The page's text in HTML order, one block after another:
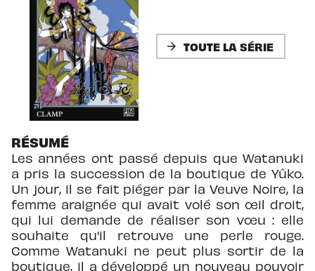
arrow_forward TOUTE LA SÉRIE
RÉSUMÉ
Les années ont passé depuis que Watanuki
a pris la succession de la boutique de Yûko.
Un jour, il se fait piéger par la Veuve Noire, la
femme araignée qui avait volé son œil droit,
qui lui demande de réaliser son vœu : elle
souhaite qu'il retrouve une perle rouge.
Comme Watanuki ne peut plus sortir de la
boutique, il a développé un nouveau pouvoir